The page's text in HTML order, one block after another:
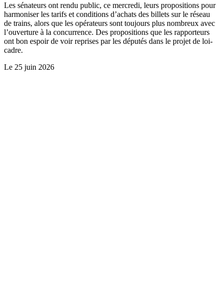
Les sénateurs ont rendu public, ce mercredi, leurs propositions pour
harmoniser les tarifs et conditions d’achats des billets sur le réseau
de trains, alors que les opérateurs sont toujours plus nombreux avec
l’ouverture à la concurrence. Des propositions que les rapporteurs
ont bon espoir de voir reprises par les députés dans le projet de loi-
cadre.
Le 25 juin 2026